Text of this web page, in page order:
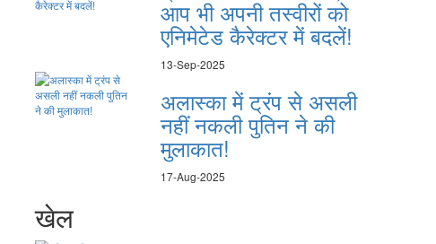
आप भी अपनी तस्वीरों को
एनिमेटेड कैरेक्टर में बदलें!
13-Sep-2025
अलास्का में ट्रंप से असली
नहीं नकली पुतिन ने की
मुलाकात!
17-Aug-2025
खेल